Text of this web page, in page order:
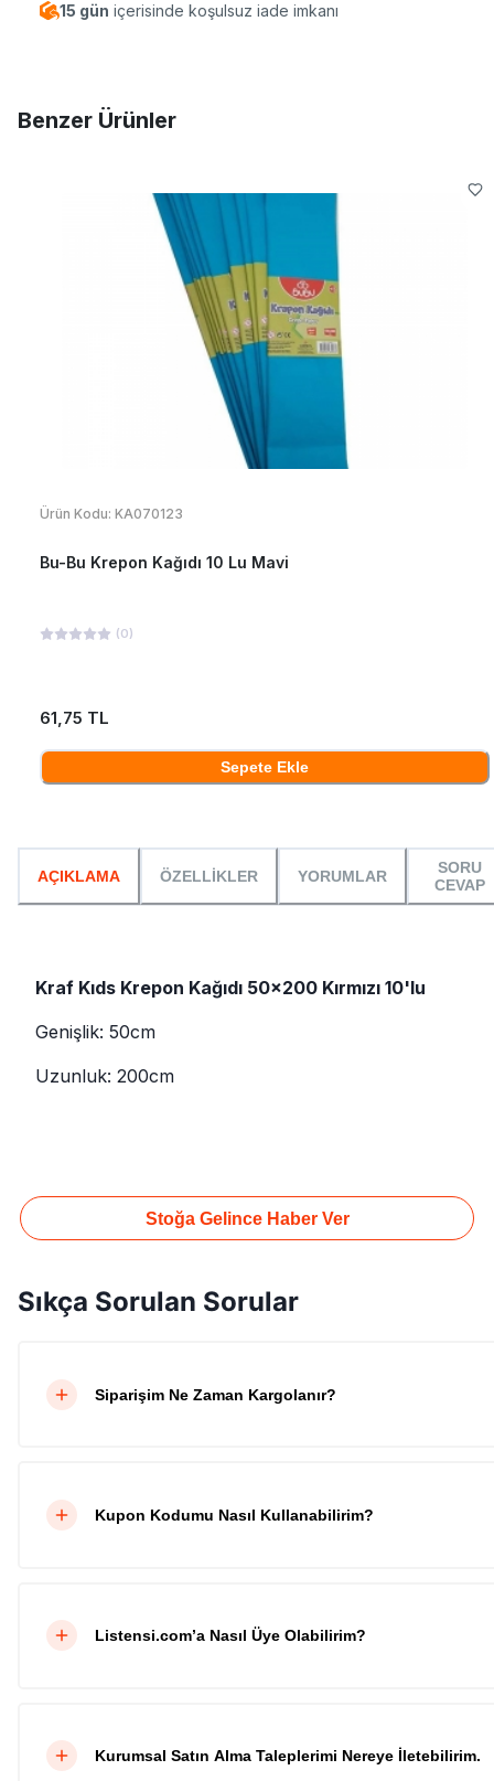
15 gün içerisinde koşulsuz iade imkanı
Benzer Ürünler
Ürün Kodu: KA070123
Bu-Bu Krepon Kağıdı 10 Lu Mavi
(0)
61,75 TL
Sepete Ekle
AÇIKLAMA ÖZELLİKLER YORUMLAR
SORU
CEVAP
Kraf Kıds Krepon Kağıdı 50x200 Kırmızı 10'lu
Genişlik: 50cm
Uzunluk: 200cm
Stoğa Gelince Haber Ver
Sıkça Sorulan Sorular
Siparişim Ne Zaman Kargolanır?
Kupon Kodumu Nasıl Kullanabilirim?
Listensi.com’a Nasıl Üye Olabilirim?
Kurumsal Satın Alma Taleplerimi Nereye İletebilirim.